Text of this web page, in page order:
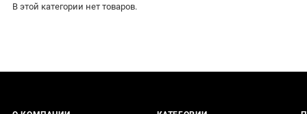
В этой категории нет товаров.